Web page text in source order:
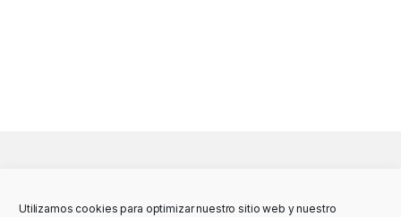
Utilizamos cookies para optimizar nuestro sitio web y nuestro